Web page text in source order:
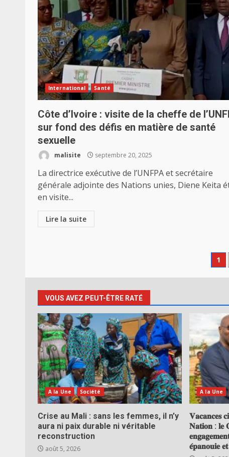
International Santé
Côte d’Ivoire : visite de la cheffe de
sur fond des défis en matière de santé
sexuelle
malisite septembre 20, 2025
La directrice exécutive de l’UNFPA et secrétaire
générale adjointe des Nations unies, Diene Keita
en visite...
Lire la suite
1
VOUS AVEZ PEUT-ÊTRE RATÉ
A la Une Société
Crise au Mali : sans les femmes, il n’y
aura ni paix durable ni véritable
reconstruction
août 5, 2026
A la Une
𝐕𝐚𝐜𝐚𝐧𝐜𝐞𝐬
𝐍𝐚𝐭𝐢𝐨𝐧 : 𝐥𝐞
𝐞́𝐩𝐚𝐧𝐨𝐮𝐢𝐞